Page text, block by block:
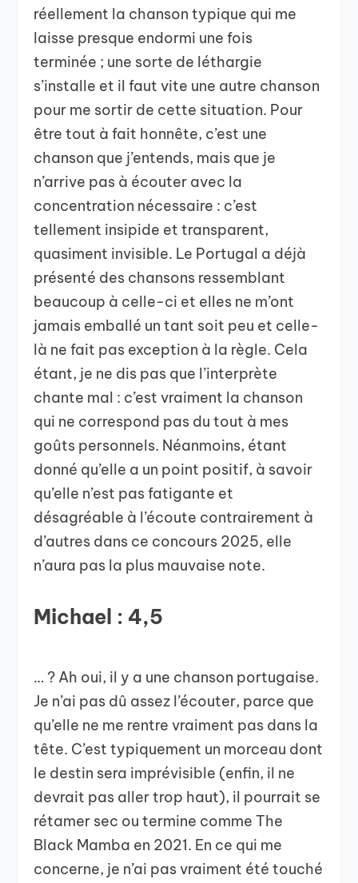
réellement la chanson typique qui me
laisse presque endormi une fois
terminée ; une sorte de léthargie
s’installe et il faut vite une autre chanson
pour me sortir de cette situation. Pour
être tout à fait honnête, c’est une
chanson que j’entends, mais que je
n’arrive pas à écouter avec la
concentration nécessaire : c’est
tellement insipide et transparent,
quasiment invisible. Le Portugal a déjà
présenté des chansons ressemblant
beaucoup à celle-ci et elles ne m’ont
jamais emballé un tant soit peu et celle-
là ne fait pas exception à la règle. Cela
étant, je ne dis pas que l’interprète
chante mal : c’est vraiment la chanson
qui ne correspond pas du tout à mes
goûts personnels. Néanmoins, étant
donné qu’elle a un point positif, à savoir
qu’elle n’est pas fatigante et
désagréable à l’écoute contrairement à
d’autres dans ce concours 2025, elle
n’aura pas la plus mauvaise note.
Michael : 4,5
… ? Ah oui, il y a une chanson portugaise.
Je n’ai pas dû assez l’écouter, parce que
qu’elle ne me rentre vraiment pas dans la
tête. C’est typiquement un morceau dont
le destin sera imprévisible (enfin, il ne
devrait pas aller trop haut), il pourrait se
rétamer sec ou termine comme The
Black Mamba en 2021. En ce qui me
concerne, je n’ai pas vraiment été touché